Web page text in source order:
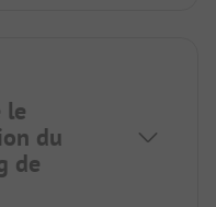
le
du
de